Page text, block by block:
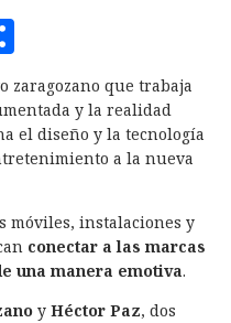
o
m
p
a
rt
ir
zaragozano que trabaja
y la realidad
el diseño y la tecnología
a la nueva
móviles, instalaciones y
conectar a las marcas
una manera emotiva.
y Héctor Paz, dos